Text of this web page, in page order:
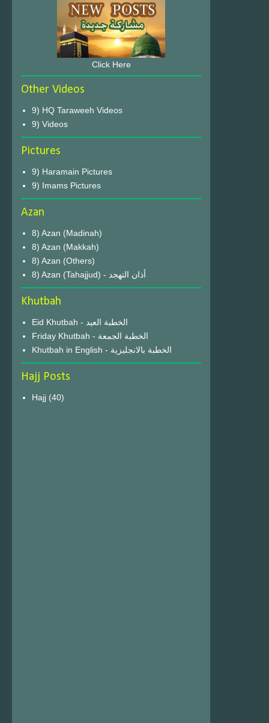
Click Here
Other Videos
9) HQ Taraweeh Videos
9) Videos
Pictures
9) Haramain Pictures
9) Imams Pictures
Azan
8) Azan (Madinah)
8) Azan (Makkah)
8) Azan (Others)
8) Azan (Tahajjud) - أذان التهجد
Khutbah
Eid Khutbah - الخطبة العيد
Friday Khutbah - الخطبة الجمعة
Khutbah in English - الخطبة بالانجليزية
Hajj Posts
Hajj (40)